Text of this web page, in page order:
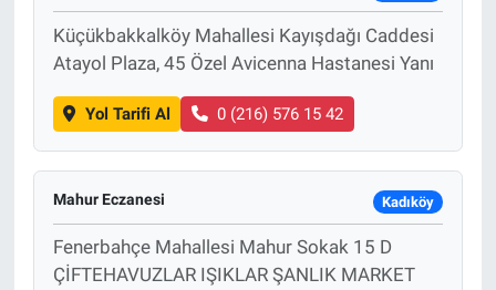
Küçükbakkalköy Mahallesi Kayışdağı Caddesi
Atayol Plaza, 45 Özel Avicenna Hastanesi Yanı
Yol Tarifi Al 0 (216) 576 15 42
Mahur Eczanesi Kadıköy
Fenerbahçe Mahallesi Mahur Sokak 15 D
ÇİFTEHAVUZLAR IŞIKLAR ŞANLIK MARKET